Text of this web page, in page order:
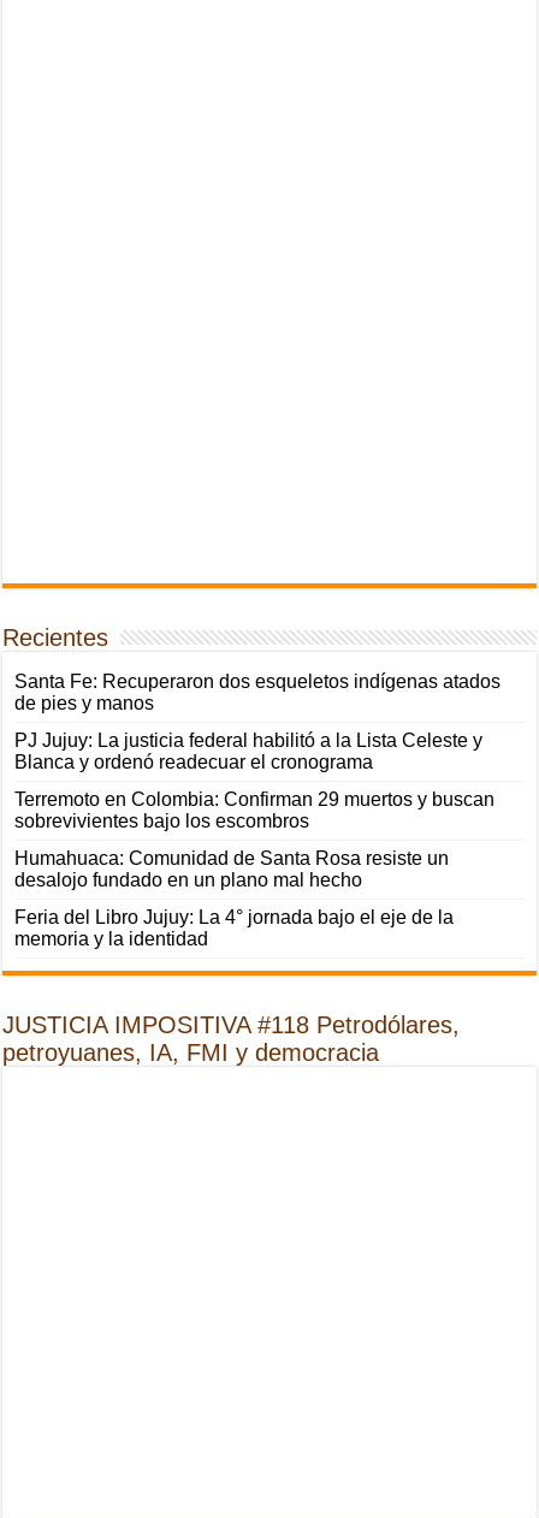
Recientes
Santa Fe: Recuperaron dos esqueletos indígenas atados
de pies y manos
PJ Jujuy: La justicia federal habilitó a la Lista Celeste y
Blanca y ordenó readecuar el cronograma
Terremoto en Colombia: Confirman 29 muertos y buscan
sobrevivientes bajo los escombros
Humahuaca: Comunidad de Santa Rosa resiste un
desalojo fundado en un plano mal hecho
Feria del Libro Jujuy: La 4° jornada bajo el eje de la
memoria y la identidad
JUSTICIA IMPOSITIVA #118 Petrodólares,
petroyuanes, IA, FMI y democracia